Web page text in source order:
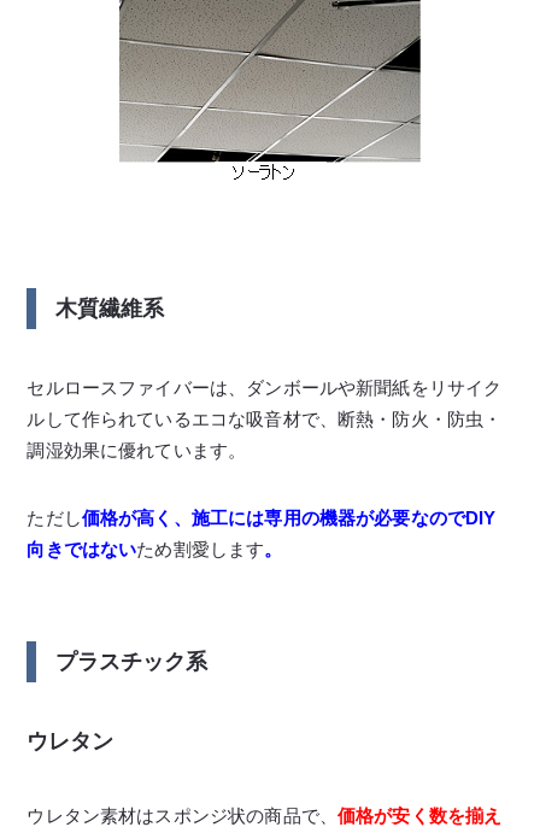
木質繊維系
セルロースファイバーは、ダンボールや新聞紙をリサイク
ルして作られているエコな吸音材で、断熱・防火・防虫・
調湿効果に優れています。
ただし価格が高く、施工には専用の機器が必要なのでDIY
向きではないため割愛します。
プラスチック系
ウレタン
ウレタン素材はスポンジ状の商品で、 価格が安く数を揃え